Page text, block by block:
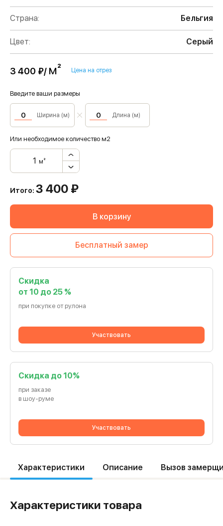
Страна: Бельгия
Цвет: Серый
3 400 ₽/ м² Цена на отрез
Введите ваши размеры
Ширина (м) Длина (м)
Или необходимое количество м2
м²
Итого: 3 400 ₽
В корзину
Бесплатный замер
Скидка
от 10 до 25 %
при покупке от рулона
Участвовать
Cкидка до 10%
при заказе
в шоу-руме
Участвовать
Характеристики Описание Вызов
Характеристики товара